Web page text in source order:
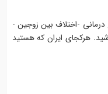
درمانی -اختلاف بین زوجین -
هرکجای ایران که هستید